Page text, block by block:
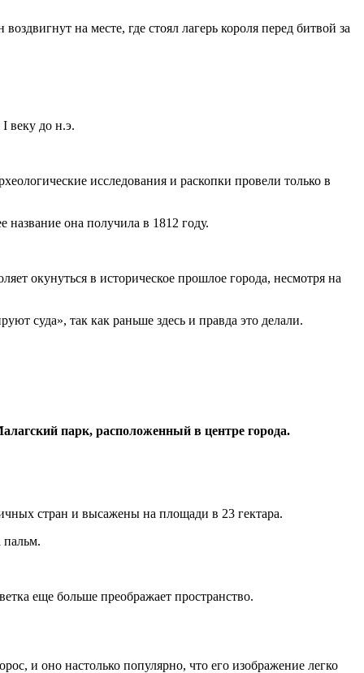
на месте, где стоял лагерь короля перед битвой за
I веку до н.э.
исследования и раскопки провели только в
она получила в 1812 году.
окунуться в историческое прошлое города, несмотря на
суда», так как раньше здесь и правда это делали.
парк, расположенный в центре города.
стран и высажены на площади в 23 гектара.
пальм.
еще больше преображает пространство.
и оно настолько популярно, что его изображение легко